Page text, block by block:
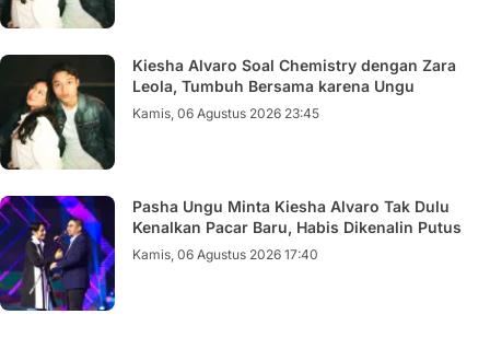
Kiesha Alvaro Soal Chemistry dengan Zara
Leola, Tumbuh Bersama karena Ungu
Kamis, 06 Agustus 2026 23:45
Pasha Ungu Minta Kiesha Alvaro Tak Dulu
Kenalkan Pacar Baru, Habis Dikenalin Putus
Kamis, 06 Agustus 2026 17:40